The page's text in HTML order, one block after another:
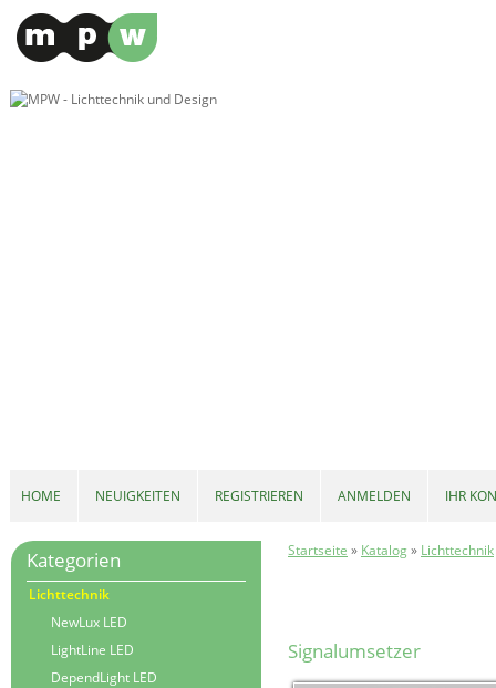
Startseite » Katalog» Lichttechnik
Signalumsetzer
Kategorien
Lichttechnik
NewLux LED
LightLine LED
DependLight LED
HOME NEUIGKEITEN REGISTRIEREN ANMELDEN IHR